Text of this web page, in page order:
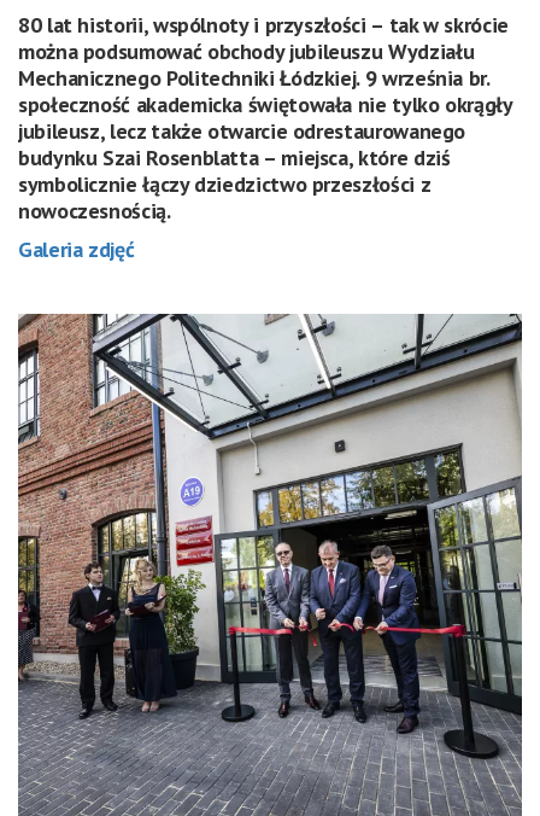
80 lat historii, wspólnoty i przyszłości – tak w skrócie
można podsumować obchody jubileuszu Wydziału
Mechanicznego Politechniki Łódzkiej. 9 września br.
społeczność akademicka świętowała nie tylko okrągły
jubileusz, lecz także otwarcie odrestaurowanego
budynku Szai Rosenblatta – miejsca, które dziś
symbolicznie łączy dziedzictwo przeszłości z
nowoczesnością.
Galeria zdjęć